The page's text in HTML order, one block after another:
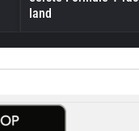
land